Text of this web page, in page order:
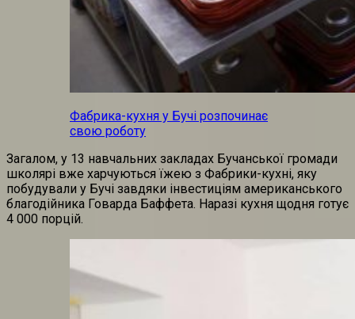
Фабрика-кухня у Бучі розпочинає
свою роботу
Загалом, у 13 навчальних закладах Бучанської громади
школярі вже харчуються їжею з Фабрики-кухні, яку
побудували у Бучі завдяки інвестиціям американського
благодійника Говарда Баффета. Наразі кухня щодня готує
4 000 порцій.